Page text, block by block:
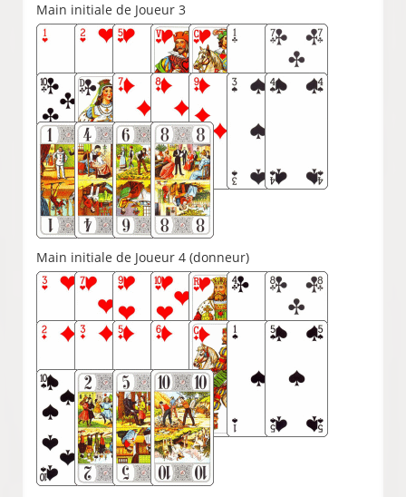
Main initiale de Joueur 3
Main initiale de Joueur 4 (donneur)